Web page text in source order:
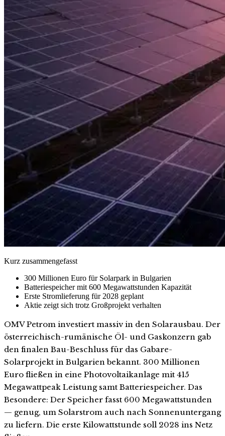
Kurz zusammengefasst
300 Millionen Euro für Solarpark in Bulgarien
Batteriespeicher mit 600 Megawattstunden Kapazität
Erste Stromlieferung für 2028 geplant
Aktie zeigt sich trotz Großprojekt verhalten
OMV Petrom investiert massiv in den Solarausbau. Der
österreichisch-rumänische Öl- und Gaskonzern gab
den finalen Bau-Beschluss für das Gabare-
Solarprojekt in Bulgarien bekannt. 300 Millionen
Euro fließen in eine Photovoltaikanlage mit 415
Megawattpeak Leistung samt Batteriespeicher. Das
Besondere: Der Speicher fasst 600 Megawattstunden
— genug, um Solarstrom auch nach Sonnenuntergang
zu liefern. Die erste Kilowattstunde soll 2028 ins Netz